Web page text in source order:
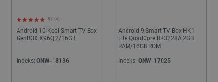
Android 10 Kodi Smart TV Box
GenBOX X96Q 2/16GB
5.0 (4)
Indeks: ONW-18136
Android 9 Smart TV Box HK1
Lite QuadCore RK3228A 2GB
RAM/16GB ROM
Indeks: ONW-17025